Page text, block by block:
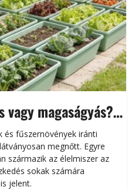
magaságyás?
és fűszernövények iránti
megnőtt. Egyre
származik az élelmiszer az
sokak számára
jelent.